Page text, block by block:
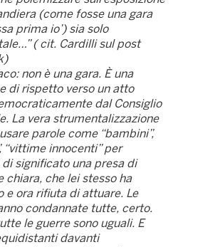
(come fosse una gara
prima io’) sia solo
( cit. Cardilli sul post
non è una gara. È una
di rispetto verso un atto
dal Consiglio
La vera strumentalizzazione
parole come “bambini”,
“vittime innocenti” per
significato una presa di
chiara, che lei stesso ha
e ora rifiuta di attuare. Le
condannate tutte, certo.
le guerre sono uguali. E
davanti